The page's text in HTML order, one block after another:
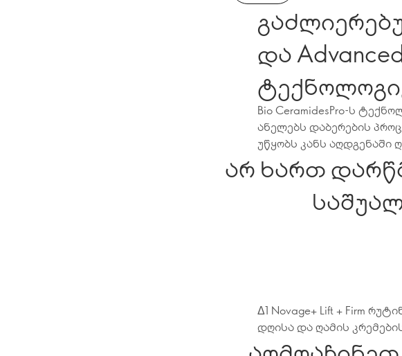
გაძლიერებულია Bio
და
Bio CeramidesPro-ს
ანელებს დაბერების
უწყობს კანს აღდგენაში
არ ხართ
Δ1 Novage+ Lift + Firm
დღისა და ღამის